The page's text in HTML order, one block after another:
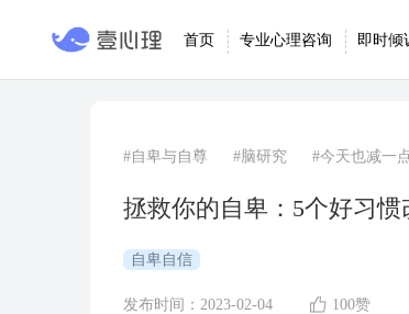
首页 专业心理咨询 即时倾
#自卑与自尊 #脑研究 #今天也减一
拯救你的自卑：5个好习惯
自卑自信
发布时间：2023-02-04 100赞